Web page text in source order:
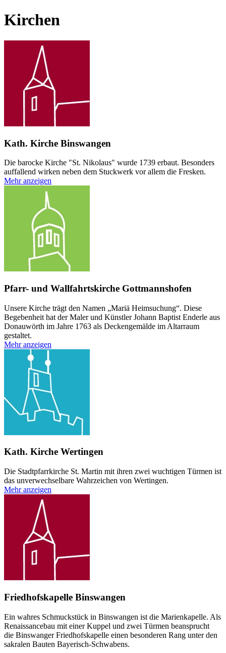
Kirchen
Kath. Kirche Binswangen
Die barocke Kirche "St. Nikolaus" wurde 1739 erbaut. Besonders
auffallend wirken neben dem Stuckwerk vor allem die Fresken.
Mehr anzeigen
Pfarr- und Wallfahrtskirche Gottmannshofen
Unsere Kirche trägt den Namen „Mariä Heimsuchung“. Diese
Begebenheit hat der Maler und Künstler Johann Baptist Enderle aus
Donauwörth im Jahre 1763 als Deckengemälde im Altarraum
gestaltet.
Mehr anzeigen
Kath. Kirche Wertingen
Die Stadtpfarrkirche St. Martin mit ihren zwei wuchtigen Türmen ist
das unverwechselbare Wahrzeichen von Wertingen.
Mehr anzeigen
Friedhofskapelle Binswangen
Ein wahres Schmuckstück in Binswangen ist die Marienkapelle. Als
Renaissancebau mit einer Kuppel und zwei Türmen beansprucht
die Binswanger Friedhofskapelle einen besonderen Rang unter den
sakralen Bauten Bayerisch-Schwabens.